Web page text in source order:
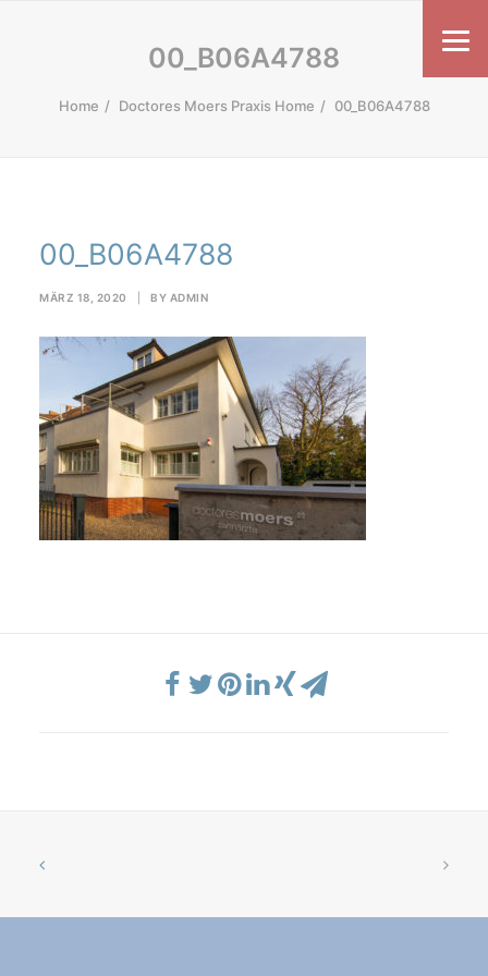
00_B06A4788
Home Doctores Moers Praxis Home 00_B06A4788
00_B06A4788
MÄRZ 18, 2020 BY ADMIN